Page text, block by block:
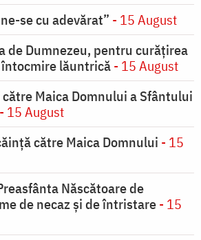
se cu adevărat” - 15 August
de Dumnezeu, pentru curățirea
lăuntrică- 15 August
Maica Domnului a Sfântului
- 15 August
către Maica Domnului - 15
Născătoare de
de necaz şi de întristare- 15